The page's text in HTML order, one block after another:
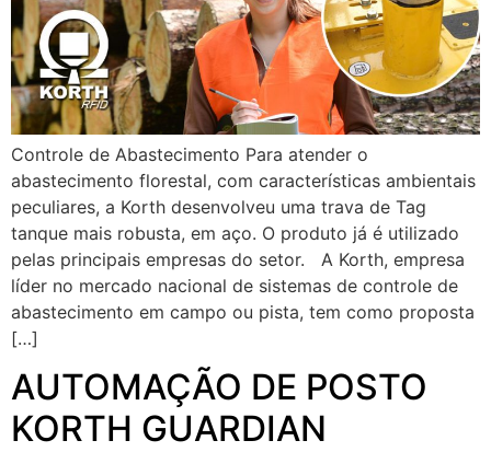
Controle de Abastecimento Para atender o
abastecimento florestal, com características ambientais
peculiares, a Korth desenvolveu uma trava de Tag
tanque mais robusta, em aço. O produto já é utilizado
pelas principais empresas do setor. A Korth, empresa
líder no mercado nacional de sistemas de controle de
abastecimento em campo ou pista, tem como proposta
[…]
AUTOMAÇÃO DE POSTO
KORTH GUARDIAN